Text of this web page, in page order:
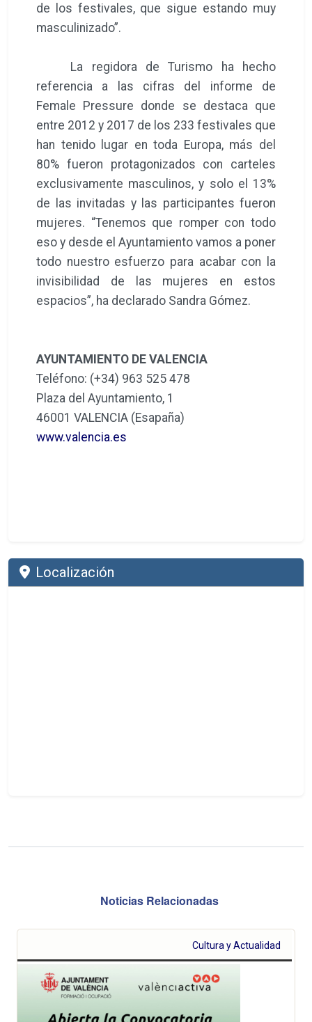
de los festivales, que sigue estando muy
masculinizado”.
La regidora de Turismo ha hecho
referencia a las cifras del informe de
Female Pressure donde se destaca que
entre 2012 y 2017 de los 233 festivales que
han tenido lugar en toda Europa, más del
80% fueron protagonizados con carteles
exclusivamente masculinos, y solo el 13%
de las invitadas y las participantes fueron
mujeres. “Tenemos que romper con todo
eso y desde el Ayuntamiento vamos a poner
todo nuestro esfuerzo para acabar con la
invisibilidad de las mujeres en estos
espacios”, ha declarado Sandra Gómez.
AYUNTAMIENTO DE VALENCIA
Teléfono: (+34) 963 525 478
Plaza del Ayuntamiento, 1
46001 VALENCIA (Esapaña)
www.valencia.es
Localización
Noticias Relacionadas
Cultura y Actualidad